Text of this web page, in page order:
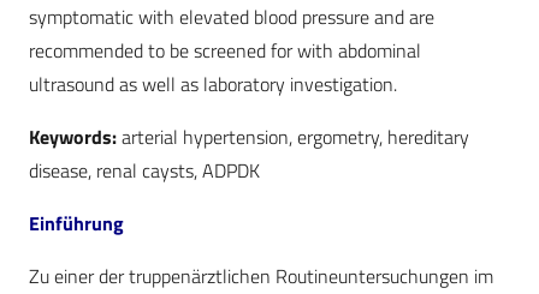
symptomatic with elevated blood pressure and are
recommended to be screened for with abdominal
ultrasound as well as laboratory investigation.
Keywords:arterial hypertension, ergometry, hereditary
disease, renal caysts, ADPDK
Einführung
Zu einer der truppenärztlichen Routineuntersuchungen im